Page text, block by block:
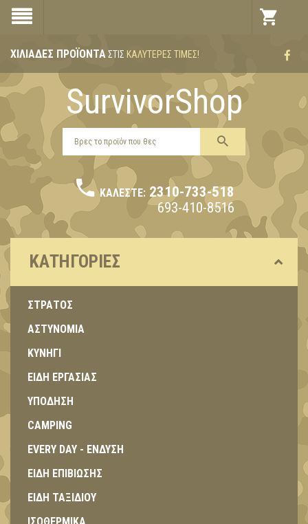
ΧΙΛΙΆΔΕΣ ΠΡΟΪΌΝΤΑΣΤΙΣ ΚΑΛΎΤΕΡΕΣ ΤΙΜΈΣ!
SurvivorShop
ΚΑΛΈΣΤΕ: 2310-733-518
693-410-8516
ΚΑΤΗΓΟΡΊΕΣ
ΣΤΡΑΤΟΣ
ΑΣΤΥΝΟΜΙΑ
ΚΥΝΗΓΙ
ΕΙΔΗ ΕΡΓΑΣΙΑΣ
ΥΠΟΔΗΣΗ
CAMPING
EVERY DAY - ΕΝΔΥΣΗ
ΕΙΔΗ ΕΠΙΒΙΩΣΗΣ
ΕΙΔΗ ΤΑΞΙΔΙΟΥ